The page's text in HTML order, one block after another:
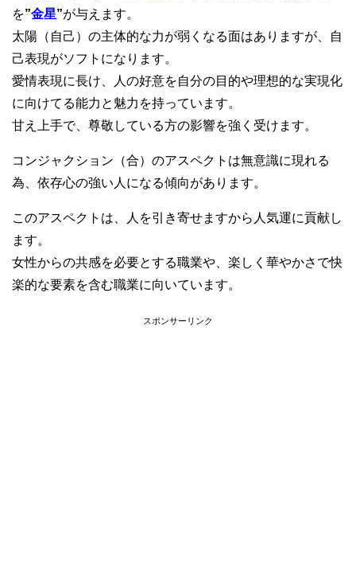
を”金星”が与えます。
太陽（自己）の主体的な力が弱くなる面はありますが、自
己表現がソフトになります。
愛情表現に長け、人の好意を自分の目的や理想的な実現化
に向けてる能力と魅力を持っています。
甘え上手で、尊敬している方の影響を強く受けます。
コンジャクション（合）のアスペクトは無意識に現れる
為、依存心の強い人になる傾向があります。
このアスペクトは、人を引き寄せますから人気運に貢献し
ます。
女性からの共感を必要とする職業や、楽しく華やかさで快
楽的な要素を含む職業に向いています。
スポンサーリンク